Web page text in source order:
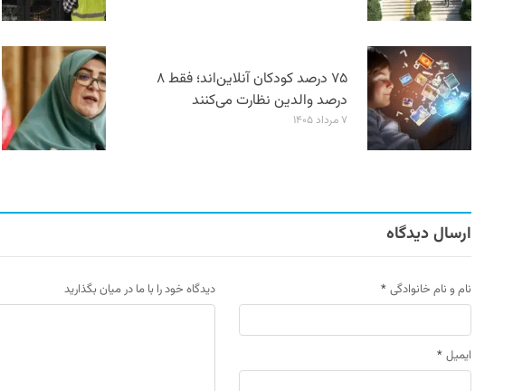
۷۵ درصد کودکان آنلاین‌اند؛ فقط ۸
درصد والدین نظارت می‌کنند
۷ مرداد ۱۴۰۵
ارسال دیدگاه
نام و نام خانوادگی *
ایمیل *
دیدگاه خود را با ما در میان بگذارید